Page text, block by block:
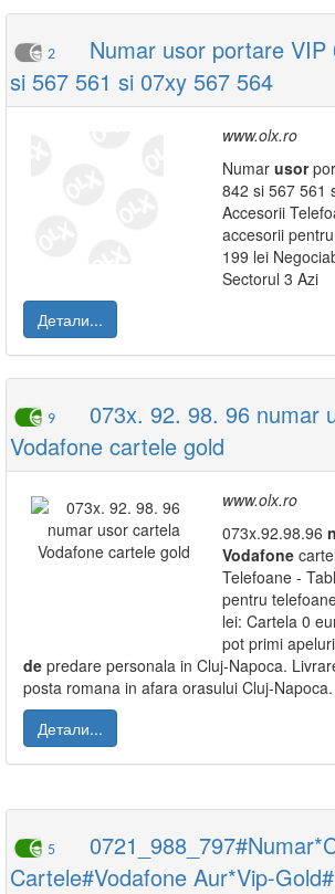
2
Numar usor portare VIP
si 567 561 si 07xy 567 564
www.olx.ro
Numar usor
842 si 567 561
Accesorii
accesorii
199 lei
Sectorul 3 Azi
Детали...
9
073x. 92. 98. 96 numar
Vodafone cartele gold
www.olx.ro
073x.92.98.96
Vodafone
Telefoane -
pentru
lei: Cartela 0
pot primi
de predare personala in Cluj-Napoca.
posta romana in afara orasului Cluj-Napoca.
Детали...
5
Cartele#Vodafone Aur*Vip-